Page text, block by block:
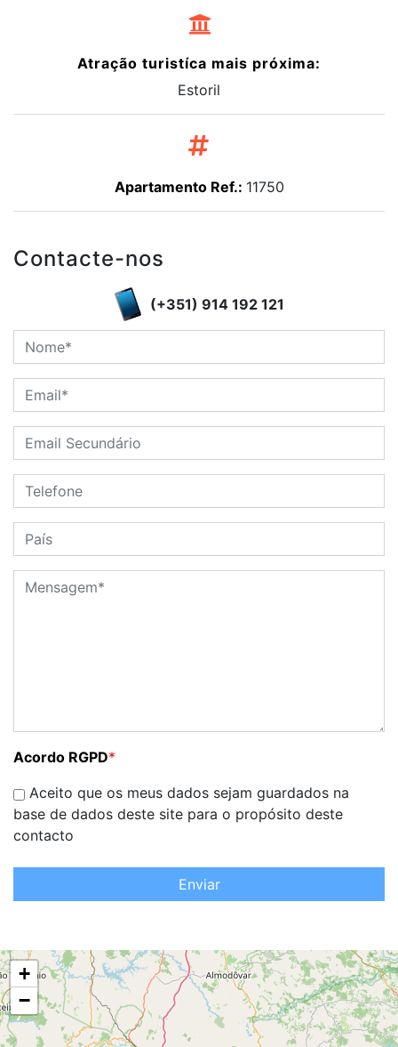
Atração turistíca mais próxima:
Estoril
Apartamento Ref.: 11750
Contacte-nos
(+351) 914 192 121
Acordo RGPD*
Aceito que os meus dados sejam guardados na
base de dados deste site para o propósito deste
contacto
Enviar
+
−